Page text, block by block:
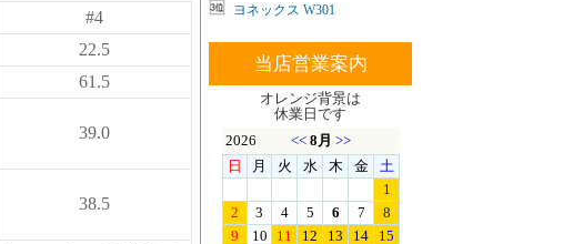
#4
22.5
61.5
39.0
38.5
ヨネックス W301
当店営業案内
オレンジ背景は
休業日です